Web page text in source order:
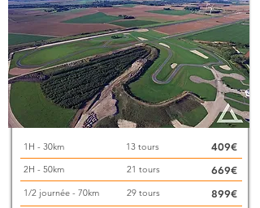
1H - 30km 13 tours 409€
2H - 50km 21 tours 669€
1/2 journée - 70km 29 tours 899€